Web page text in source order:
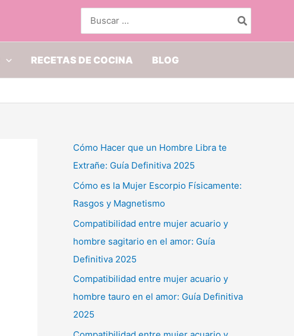
por:
RECETAS DE COCINA BLOG
Cómo Hacer que un Hombre Libra te
Extrañe: Guía Definitiva 2025
Cómo es la Mujer Escorpio Físicamente:
Rasgos y Magnetismo
Compatibilidad entre mujer acuario y
hombre sagitario en el amor: Guía
Definitiva 2025
Compatibilidad entre mujer acuario y
hombre tauro en el amor: Guía Definitiva
2025